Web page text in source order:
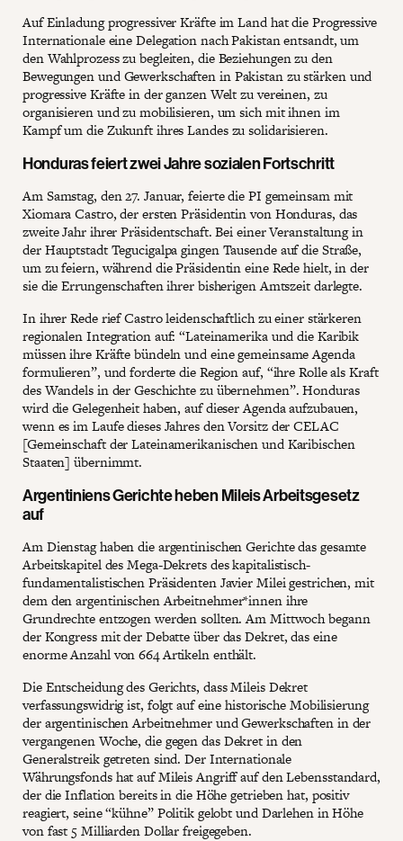
Auf Einladung progressiver Kräfte im Land hat die Progressive
Internationale eine Delegation nach Pakistan entsandt, um
den Wahlprozess zu begleiten, die Beziehungen zu den
Bewegungen und Gewerkschaften in Pakistan zu stärken und
progressive Kräfte in der ganzen Welt zu vereinen, zu
organisieren und zu mobilisieren, um sich mit ihnen im
Kampf um die Zukunft ihres Landes zu solidarisieren.
Honduras feiert zwei Jahre sozialen Fortschritt
Am Samstag, den 27. Januar, feierte die PI gemeinsam mit
Xiomara Castro, der ersten Präsidentin von Honduras, das
zweite Jahr ihrer Präsidentschaft. Bei einer Veranstaltung in
der Hauptstadt Tegucigalpa gingen Tausende auf die Straße,
um zu feiern, während die Präsidentin eine Rede hielt, in der
sie die Errungenschaften ihrer bisherigen Amtszeit darlegte.
In ihrer Rede rief Castro leidenschaftlich zu einer stärkeren
regionalen Integration auf: “Lateinamerika und die Karibik
müssen ihre Kräfte bündeln und eine gemeinsame Agenda
formulieren”, und forderte die Region auf, “ihre Rolle als Kraft
des Wandels in der Geschichte zu übernehmen”. Honduras
wird die Gelegenheit haben, auf dieser Agenda aufzubauen,
wenn es im Laufe dieses Jahres den Vorsitz der CELAC
[Gemeinschaft der Lateinamerikanischen und Karibischen
Staaten] übernimmt.
Argentiniens Gerichte heben Mileis Arbeitsgesetz
auf
Am Dienstag haben die argentinischen Gerichte das gesamte
Arbeitskapitel des Mega-Dekrets des kapitalistisch-
fundamentalistischen Präsidenten Javier Milei gestrichen, mit
dem den argentinischen Arbeitnehmer*innen ihre
Grundrechte entzogen werden sollten. Am Mittwoch begann
der Kongress mit der Debatte über das Dekret, das eine
enorme Anzahl von 664 Artikeln enthält.
Die Entscheidung des Gerichts, dass Mileis Dekret
verfassungswidrig ist, folgt auf eine historische Mobilisierung
der argentinischen Arbeitnehmer und Gewerkschaften in der
vergangenen Woche, die gegen das Dekret in den
Generalstreik getreten sind. Der Internationale
Währungsfonds hat auf Mileis Angriff auf den Lebensstandard,
der die Inflation bereits in die Höhe getrieben hat, positiv
reagiert, seine “kühne” Politik gelobt und Darlehen in Höhe
von fast 5 Milliarden Dollar freigegeben.